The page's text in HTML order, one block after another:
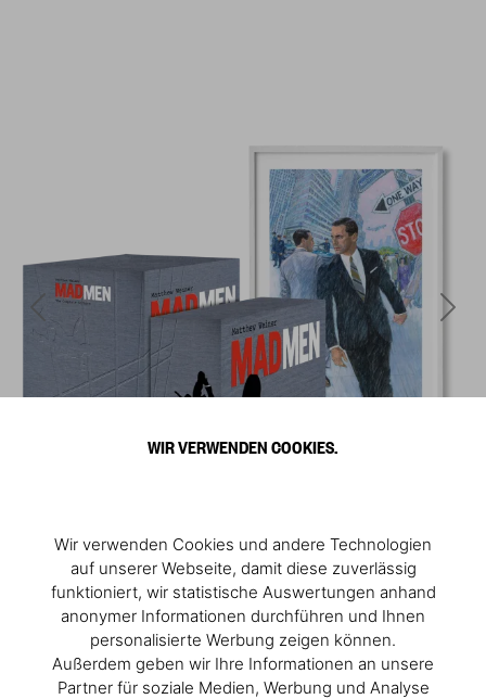
WIR VERWENDEN COOKIES.
Wir verwenden Cookies und andere Technologien
auf unserer Webseite, damit diese zuverlässig
funktioniert, wir statistische Auswertungen anhand
anonymer Informationen durchführen und Ihnen
personalisierte Werbung zeigen können.
Außerdem geben wir Ihre Informationen an unsere
Partner für soziale Medien, Werbung und Analyse